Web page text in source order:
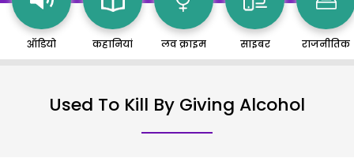
ऑडियो कहानियां लव क्राइम साइबर राजनीतिक
Used To Kill By Giving Alcohol